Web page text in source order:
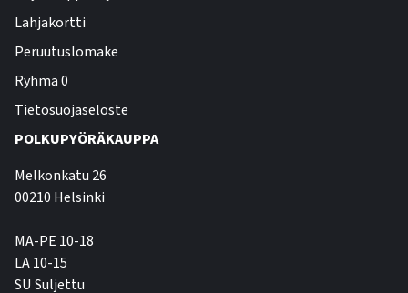
Lahjakortti
Peruutuslomake
Ryhmä 0
Tietosuojaseloste
POLKUPYÖRÄKAUPPA
Melkonkatu 26
00210 Helsinki
MA-PE 10-18
LA 10-15
SU Suljettu